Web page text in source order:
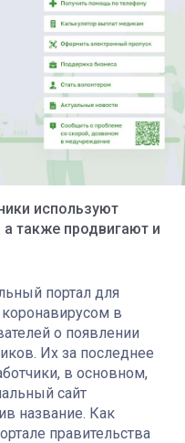
используют
также продвигают и
портал для
в
о появлении
Их за последнее
в основном,
сайт
название. Как
правительства